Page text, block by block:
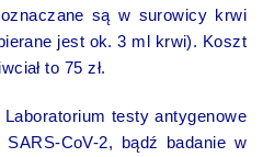
oznaczane są w surowicy krwi
jest ok. 3 ml krwi). Koszt
to 75 zł.
testy antygenowe
CoV-2, bądź badanie w